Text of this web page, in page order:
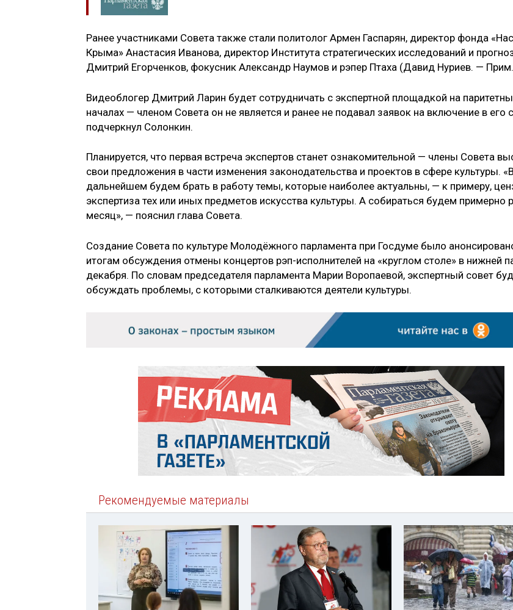
Ранее участниками Совета также стали политолог Армен Гаспарян, директор фонда
Крыма» Анастасия Иванова, директор Института стратегических исследований и
Дмитрий Егорченков, фокусник Александр Наумов и рэпер Птаха (Давид Нуриев. —
Видеоблогер Дмитрий Ларин будет сотрудничать с экспертной площадкой на
началах — членом Совета он не является и ранее не подавал заявок на включение в его
подчеркнул Солонкин.
Планируется, что первая встреча экспертов станет ознакомительной — члены Совета
свои предложения в части изменения законодательства и проектов в сфере культуры. «В
дальнейшем будем брать в работу темы, которые наиболее актуальны, — к примеру,
экспертиза тех или иных предметов искусства культуры. А собираться будем примерно
месяц», — пояснил глава Совета.
Создание Совета по культуре Молодёжного парламента при Госдуме было
итогам обсуждения отмены концертов рэп-исполнителей на «круглом столе» в нижней
декабря. По словам председателя парламента Марии Воропаевой, экспертный совет
обсуждать проблемы, с которыми сталкиваются деятели культуры.
Рекомендуемые материалы